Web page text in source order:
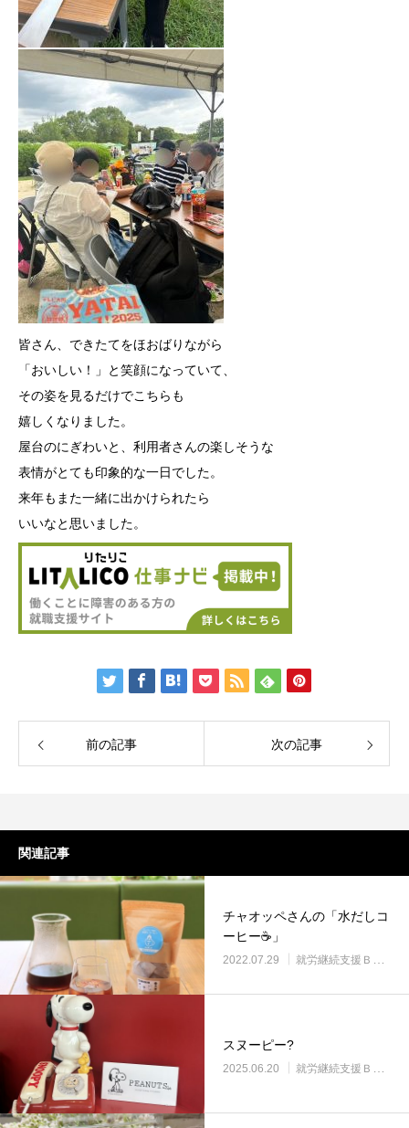
皆さん、できたてをほおばりながら
「おいしい！」と笑顔になっていて、
その姿を見るだけでこちらも
嬉しくなりました。
屋台のにぎわいと、 利用者さんの楽しそうな
表情がとても印象的な一日でした。
来年もまた一緒に出かけられたら
いいなと思いました。
前の記事 次の記事
関連記事
チャオッペさんの「水だしコ
ーヒー☕」
2022.07.29 就労継続支援Ｂ型・ニコプレイス
スヌーピー?
2025.06.20 就労継続支援Ｂ型・ニコプレイス